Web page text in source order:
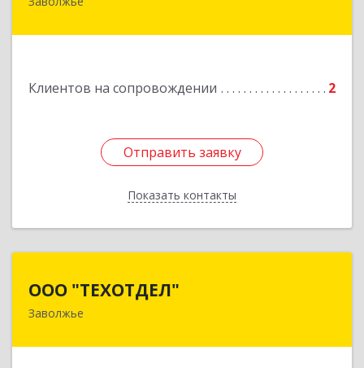
Клиентов на сопровождении 2
Отправить заявку
Показать контакты
Отправить заявку
Назад
ООО "ТЕХОТДЕЛ"
Заволжье